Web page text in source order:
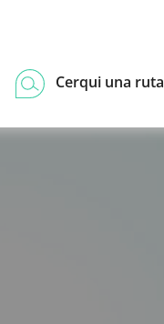
Cerqui una ruta